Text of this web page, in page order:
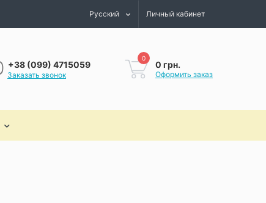
Русский Личный кабинет
+38 (099) 4715059
Заказать звонок
0
0 грн.
Оформить заказ